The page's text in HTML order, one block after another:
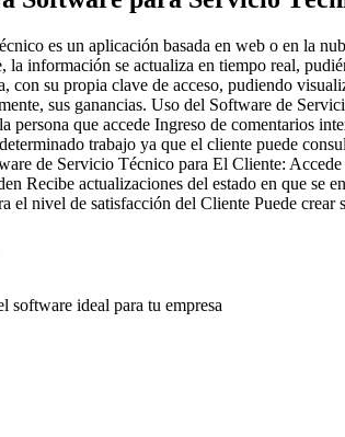
es un aplicación basada en web o en la
información se actualiza en tiempo real,
con su propia clave de acceso, pudiendo
sus ganancias. Uso del Software de
persona que accede Ingreso de comentarios
trabajo ya que el cliente puede
de Servicio Técnico para El Cliente:
Recibe actualizaciones del estado en que se
el nivel de satisfacción del Cliente Puede
software ideal para tu empresa